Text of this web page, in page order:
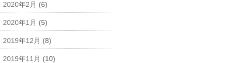
2020年2月 (6)
2020年1月 (5)
2019年12月 (8)
2019年11月 (10)